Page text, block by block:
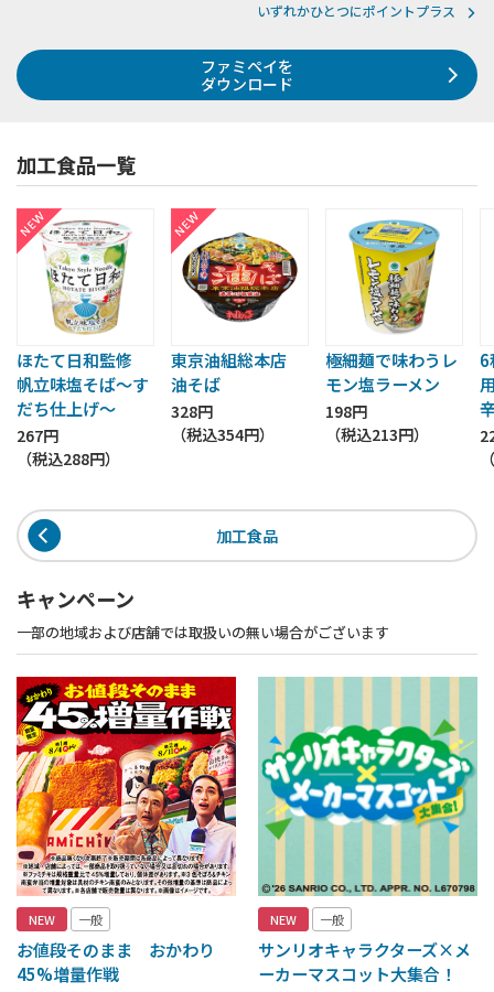
いずれかひとつにポイントプラス
ファミペイを
ダウンロード
加工食品一覧
ほたて日和監修
帆立味塩そば～す
だち仕上げ～
267円
（税込288円）
東京油組総本店
油そば
328円
（税込354円）
極細麺で味わうレ
モン塩ラーメン
198円
（税込213円）
6
加工食品
キャンペーン
一部の地域および店舗では取扱いの無い場合がございます
NEW 一般
お値段そのまま おかわり
45%増量作戦
NEW 一般
サンリオキャラクターズ×メ
ーカーマスコット大集合！